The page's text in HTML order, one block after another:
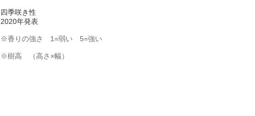
四季咲き性
2020年発表
※香りの強さ 1=弱い 5=強い
※樹高 （高さ×幅）